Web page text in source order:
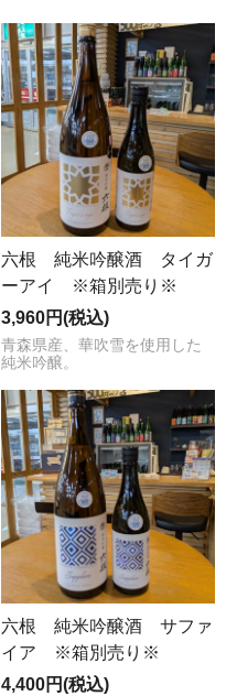
六根 純米吟醸酒 タイガ
ーアイ ※箱別売り※
3,960円(税込)
青森県産、華吹雪を使用した
純米吟醸。
六根 純米吟醸酒 サファ
イア ※箱別売り※
4,400円(税込)